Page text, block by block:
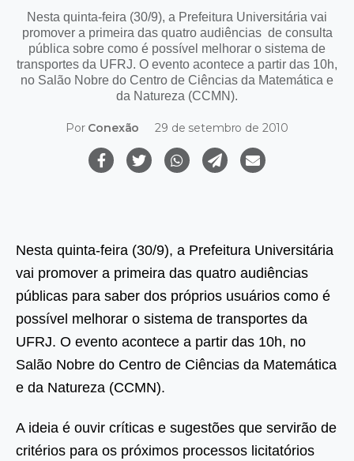
Nesta quinta-feira (30/9), a Prefeitura Universitária vai
promover a primeira das quatro audiências de consulta
pública sobre como é possível melhorar o sistema de
transportes da UFRJ. O evento acontece a partir das 10h,
no Salão Nobre do Centro de Ciências da Matemática e
da Natureza (CCMN).
Por Conexão 29 de setembro de 2010
Nesta quinta-feira (30/9), a Prefeitura Universitária
vai promover a primeira das quatro audiências
públicas para saber dos próprios usuários como é
possível melhorar o sistema de transportes da
UFRJ. O evento acontece a partir das 10h, no
Salão Nobre do Centro de Ciências da Matemática
e da Natureza (CCMN).
A ideia é ouvir críticas e sugestões que servirão de
critérios para os próximos processos licitatórios